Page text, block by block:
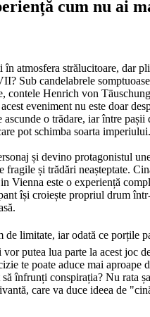
cum nu ai
în atmosfera strălucitoare, dar
Sub candelabrele
contele Henrich von
eveniment nu este doar
ascunde o trădare, iar între pașii
pot schimba soarta imperiului.
și devino protagonistul
fragile și trădări neașteptate.
Vienna este o experiență
își croiește propriul drum
de limitate, iar odată ce porțile
putea lua parte la acest joc
te poate aduce mai aproape
înfrunți conspirația? Nu rata
care va duce ideea de